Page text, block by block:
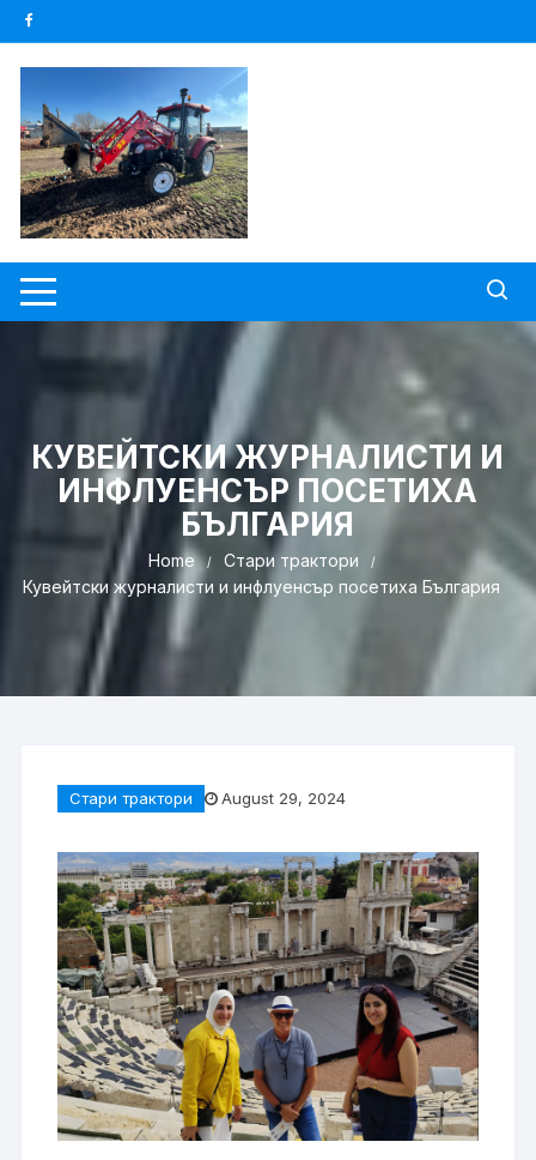
Skip
to
content
КУВЕЙТСКИ ЖУРНАЛИСТИ И
ИНФЛУЕНСЪР ПОСЕТИХА
БЪЛГАРИЯ
Home
Стари трактори
Кувейтски журналисти и инфлуенсър посетиха България
Стари трактори August 29, 2024